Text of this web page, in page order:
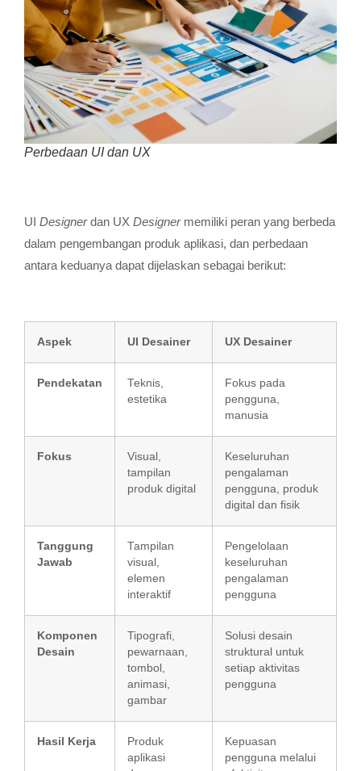
Perbedaan UI dan UX
UI Designerdan UX Designer memiliki peran yang berbeda
dalam pengembangan produk aplikasi, dan perbedaan
antara keduanya dapat dijelaskan sebagai berikut:
Aspek UI Desainer UX Desainer
Pendekatan
Teknis,
estetika
Fokus pada
pengguna,
manusia
Fokus
Visual,
tampilan
produk digital
Keseluruhan
pengalaman
pengguna, produk
digital dan fisik
Tanggung
Jawab
Tampilan
visual,
elemen
interaktif
Pengelolaan
keseluruhan
pengalaman
pengguna
Komponen
Desain
Tipografi,
pewarnaan,
tombol,
animasi,
gambar
Solusi desain
struktural untuk
setiap aktivitas
pengguna
Hasil Kerja
Produk
aplikasi
Kepuasan
pengguna melalui